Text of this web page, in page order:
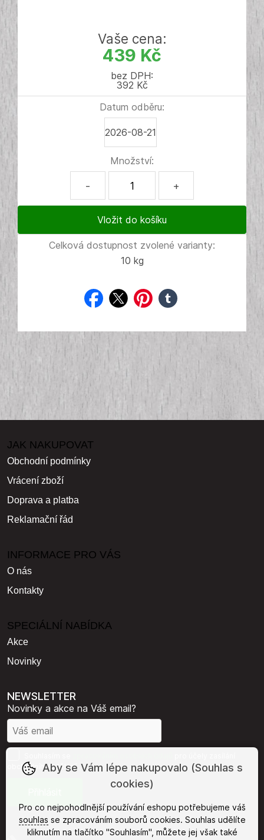
Vaše cena:
439 Kč
bez DPH:
392 Kč
Datum odběru:
2026-08-21
Množství:
- +
Celková dostupnost zvolené varianty:
10 kg
facebook
twitterpinterest
tumblr
JAK NAKUPOVAT
Obchodní podmínky
Vrácení zboží
Doprava a platba
Reklamační řád
INFORMACE PRO VÁS
O nás
Kontakty
SPECIÁLNÍ NABÍDKA
Akce
Novinky
NEWSLETTER
Novinky a akce na Váš email?
obchodního sdělení.
Aby se Vám lépe nakupovalo (Souhlas s
cookies)
Pro co nejpohodlnější používání eshopu potřebujeme váš
souhlas se zpracováním souborů cookies. Souhlas udělíte
kliknutím na tlačítko "Souhlasím", můžete jej však také